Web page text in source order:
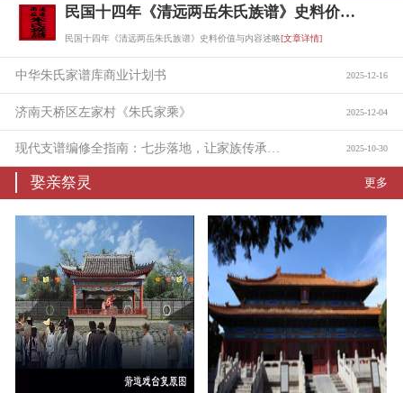
民国十四年《清远两岳朱氏族谱》史料价值与内容述略
民国十四年《清远两岳朱氏族谱》史料价值与内容述略[文章详情]
中华朱氏家谱库商业计划书 2025-12-16
济南天桥区左家村《朱氏家乘》 2025-12-04
2025-10-30
娶亲祭灵 更多